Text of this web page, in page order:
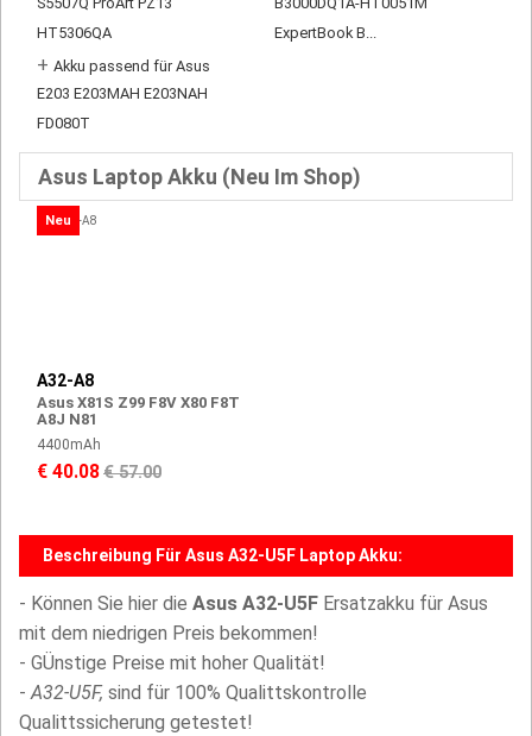
S5507Q ProArt PZ13
HT5306QA
B3000DQ1A-HT0051M
ExpertBook B...
+ Akku passend für Asus
E203 E203MAH E203NAH
FD080T
Asus Laptop Akku (Neu Im Shop)
Neu
A32-A8
Asus X81S Z99 F8V X80 F8T
A8J N81
4400mAh
€ 40.08€ 57.00
Beschreibung Für Asus A32-U5F Laptop Akku:
- Können Sie hier die Asus A32-U5F Ersatzakku für Asus
mit dem niedrigen Preis bekommen!
- GÜnstige Preise mit hoher Qualität!
-A32-U5F, sind für 100% Qualittskontrolle
Qualittssicherung getestet!